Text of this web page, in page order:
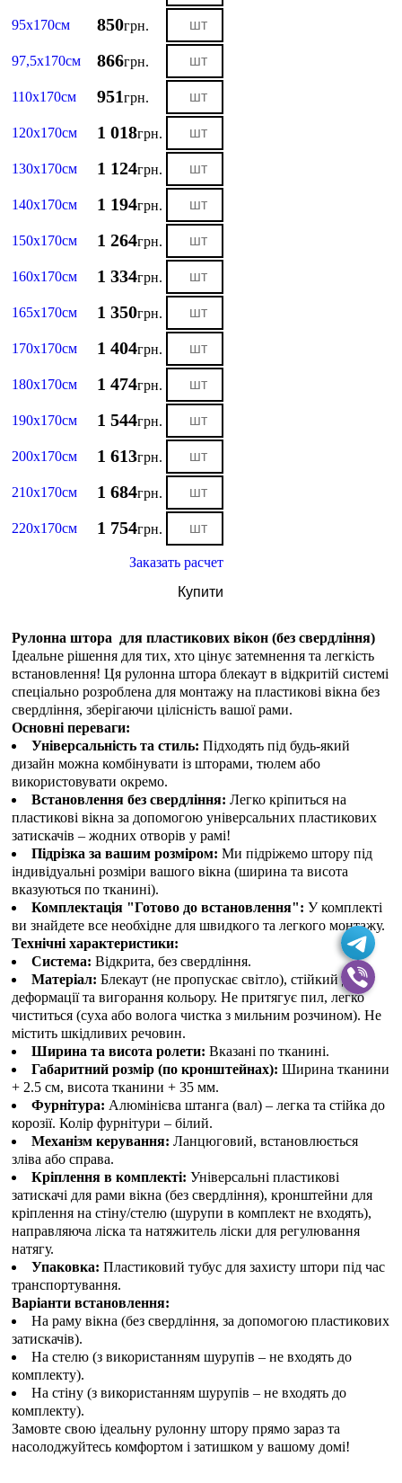
95х170см 850грн.
97,5х170см 866грн.
110х170см 951грн.
120х170см 1 018грн.
130х170см 1 124грн.
140х170см 1 194грн.
150х170см 1 264грн.
160х170см 1 334грн.
165х170см 1 350грн.
170х170см 1 404грн.
180х170см 1 474грн.
190х170см 1 544грн.
200х170см 1 613грн.
210х170см 1 684грн.
220х170см 1 754грн.
Заказать расчет
Купити
Рулонна штора для пластикових вікон (без свердління)
Ідеальне рішення для тих, хто цінує затемнення та легкість
встановлення! Ця рулонна штора блекаут в відкритій системі
спеціально розроблена для монтажу на пластикові вікна без
свердління, зберігаючи цілісність вашої рами.
Основні переваги:
Універсальність та стиль: Підходять під будь-який
дизайн можна комбінувати із шторами, тюлем або
використовувати окремо.
Встановлення без свердління: Легко кріпиться на
пластикові вікна за допомогою універсальних пластикових
затискачів – жодних отворів у рамі!
Підрізка за вашим розміром: Ми підріжемо штору під
індивідуальні розміри вашого вікна (ширина та висота
вказуються по тканині).
Комплектація "Готово до встановлення": У комплекті
ви знайдете все необхідне для швидкого та легкого монтажу.
Технічні характеристики:
Система: Відкрита, без свердління.
Матеріал: Блекаут (не пропускає світло), стійкий до
деформації та вигорання кольору. Не притягує пил, легко
чиститься (суха або волога чистка з мильним розчином). Не
містить шкідливих речовин.
Ширина та висота ролети: Вказані по тканині.
Габаритний розмір (по кронштейнах): Ширина тканини
+ 2.5 см, висота тканини + 35 мм.
Фурнітура: Алюмінієва штанга (вал) – легка та стійка до
корозії. Колір фурнітури – білий.
Механізм керування: Ланцюговий, встановлюється
зліва або справа.
Кріплення в комплекті: Універсальні пластикові
затискачі для рами вікна (без свердління), кронштейни для
кріплення на стіну/стелю (шурупи в комплект не входять),
направляюча ліска та натяжитель ліски для регулювання
натягу.
Упаковка: Пластиковий тубус для захисту штори під час
транспортування.
Варіанти встановлення:
На раму вікна (без свердління, за допомогою пластикових
затискачів).
На стелю (з використанням шурупів – не входять до
комплекту).
На стіну (з використанням шурупів – не входять до
комплекту).
Замовте свою ідеальну рулонну штору прямо зараз та
насолоджуйтесь комфортом і затишком у вашому домі!